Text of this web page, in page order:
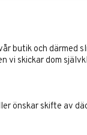
butik och därmed
vi skickar dom
önskar skifte av